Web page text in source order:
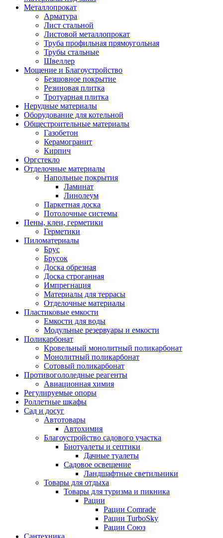
Металлопрокат
Арматура
Лист стальной
Листовой металлопрокат
Труба профильная прямоугольная
Трубы стальные
Швеллер
Мощение и Благоустройство
Безшовное покрытие
Резиновая плитка
Тротуарная плитка
Нерудные материалы
Оборудование для котельной
Общестроительные материалы
Газобетон
Керамогранит
Кирпич
Оргстекло
Отделочные материалы
Напольные покрытия
Ламинат
Линолеум
Паркетная доска
Потолочные системы
Пены, клеи, герметики
Герметики
Пиломатериалы
Брус
Брусок
Доска обрезная
Доска строганная
Импрегнация
Материалы для террасы
Отделочные материалы
Пластиковые емкости
Емкости для воды
Модульные резервуары и емкости
Поликарбонат
Кровельный монолитный поликарбонат
Монолитный поликарбонат
Сотовый поликарбонат
Противогололедные реагенты
Авиационная химия
Регулируемые опоры
Роллетные шкафы
Сад и досуг
Автотовары
Автохимия
Благоустройство садового участка
Биотуалеты и септики
Дачные туалеты
Садовое освещение
Ландшафтные светильники
Товары для отдыха
Товары для туризма и пикника
Рации
Рации Comrade
Рации TurboSky
Рации Союз